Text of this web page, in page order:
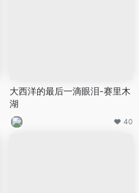
大西洋的最后一滴眼泪-赛里木
湖
40